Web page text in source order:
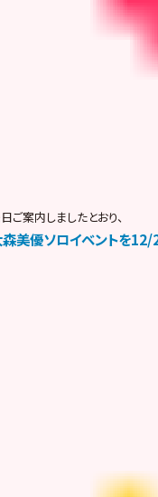
ご案内しましたとおり、
美優ソロイベントを12/